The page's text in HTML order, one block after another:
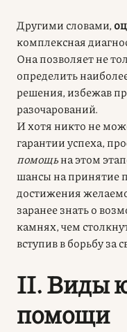
Другими словами,
комплексная
Она позволяет не
определить
решения, избежав
разочарований.
И хотя никто не
гарантии успеха,
помощьна этом
шансы на принятие
достижения
заранее знать о
камнях, чем
вступив в борьбу за
II. Виды
помощи